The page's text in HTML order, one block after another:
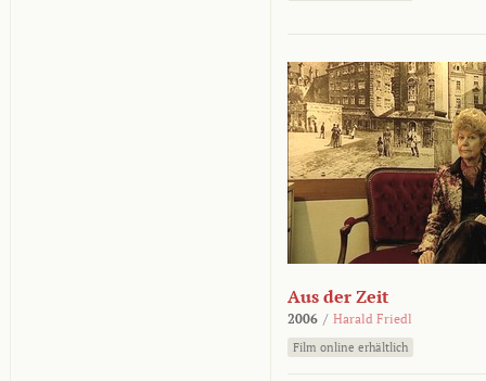
Aus der Zeit
2006 / Harald Friedl
Film online erhältlich